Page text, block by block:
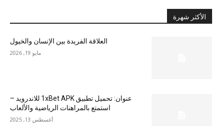
الأكثر شهرة
العلاقة الفريدة بين الإنسان والخيول
مايو 19, 2026
عنوان: تحميل تطبيق 1xBet APK للاندرويد –
استمتع بالمراهنات الرياضية والألعاب
أغسطس 13, 2025